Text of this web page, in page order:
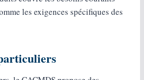
les exigences spécifiques des